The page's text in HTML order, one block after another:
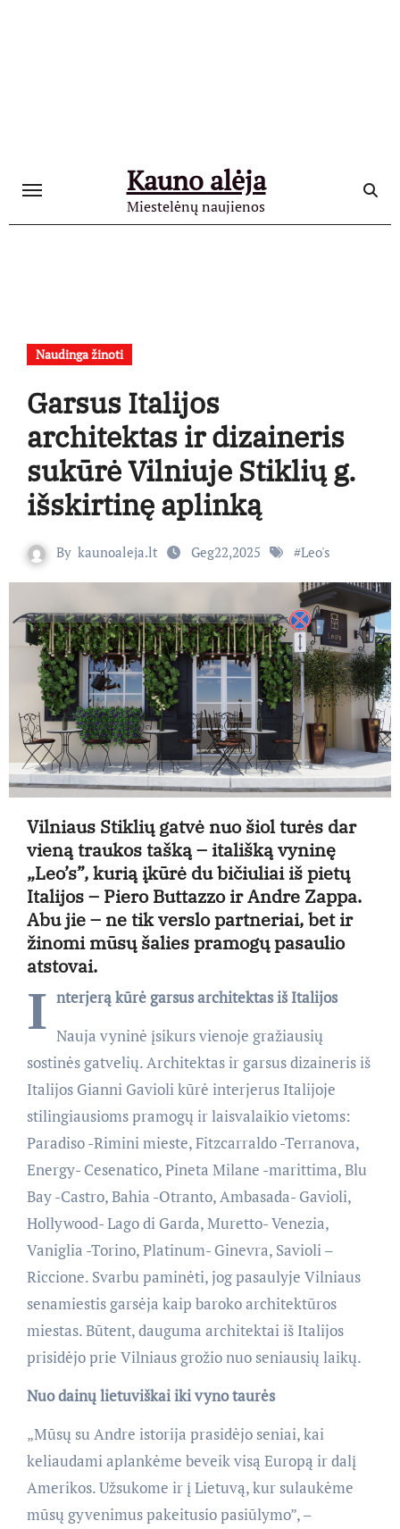
Kauno alėja
Miestelėnų naujienos
Naudinga žinoti
Garsus Italijos
architektas ir dizaineris
sukūrė Vilniuje Stiklių g.
išskirtinę aplinką
By kaunoaleja.lt Geg22,2025 #Leo's
Vilniaus Stiklių gatvė nuo šiol turės dar
vieną traukos tašką – itališką vyninę
„Leo’s”, kurią įkūrė du bičiuliai iš pietų
Italijos – Piero Buttazzo ir Andre Zappa.
Abu jie – ne tik verslo partneriai, bet ir
žinomi mūsų šalies pramogų pasaulio
atstovai.
I nterjerą kūrė garsus architektas iš Italijos
Nauja vyninė įsikurs vienoje gražiausių
sostinės gatvelių. Architektas ir garsus dizaineris iš
Italijos Gianni Gavioli kūrė interjerus Italijoje
stilingiausioms pramogų ir laisvalaikio vietoms:
Paradiso -Rimini mieste, Fitzcarraldo -Terranova,
Energy- Cesenatico, Pineta Milane -marittima, Blu
Bay -Castro, Bahia -Otranto, Ambasada- Gavioli,
Hollywood- Lago di Garda, Muretto- Venezia,
Vaniglia -Torino, Platinum- Ginevra, Savioli –
Riccione. Svarbu paminėti, jog pasaulyje Vilniaus
senamiestis garsėja kaip baroko architektūros
miestas. Būtent, dauguma architektai iš Italijos
prisidėjo prie Vilniaus grožio nuo seniausių laikų.
Nuo dainų lietuviškai iki vyno taurės
„Mūsų su Andre istorija prasidėjo seniai, kai
keliaudami aplankėme beveik visą Europą ir dalį
Amerikos. Užsukome ir į Lietuvą, kur sulaukėme
mūsų gyvenimus pakeitusio pasiūlymo”, –